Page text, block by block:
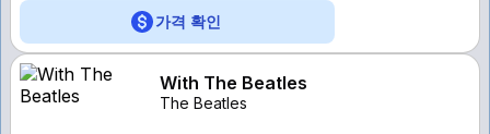
가격 확인
With The Beatles
The Beatles